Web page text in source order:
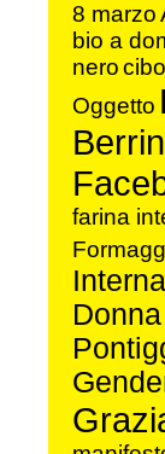
8 marzo
bio a
nerocibo
Oggetto
farina
Donna